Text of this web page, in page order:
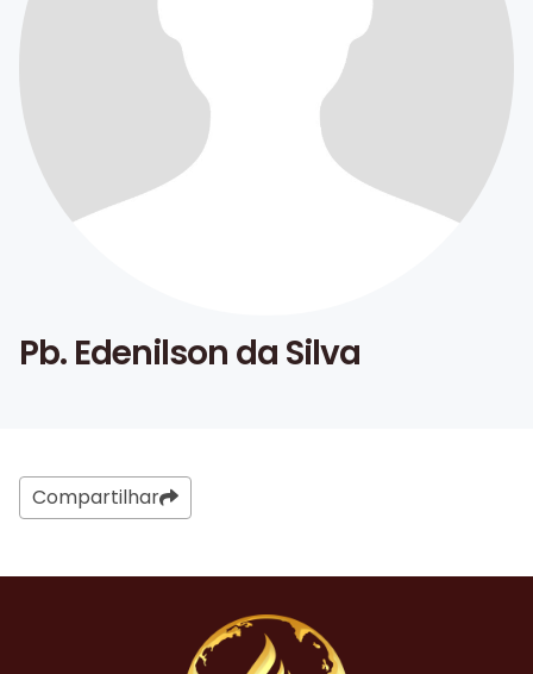
Pb. Edenilson da Silva
Compartilhar